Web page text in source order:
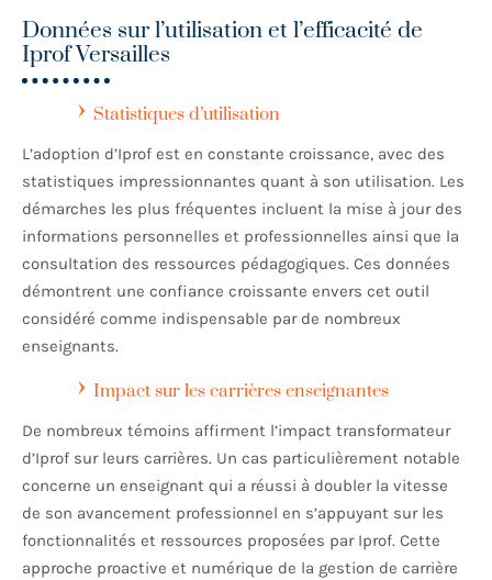
Données sur l’utilisation et l’efficacité de
Iprof Versailles
Statistiques d’utilisation
L’adoption d’Iprof est en constante croissance, avec des
statistiques impressionnantes quant à son utilisation. Les
démarches les plus fréquentes incluent la mise à jour des
informations personnelles et professionnelles ainsi que la
consultation des ressources pédagogiques. Ces données
démontrent une confiance croissante envers cet outil
considéré comme indispensable par de nombreux
enseignants.
Impact sur les carrières enseignantes
De nombreux témoins affirment l’impact transformateur
d’Iprof sur leurs carrières. Un cas particulièrement notable
concerne un enseignant qui a réussi à doubler la vitesse
de son avancement professionnel en s’appuyant sur les
fonctionnalités et ressources proposées par Iprof. Cette
approche proactive et numérique de la gestion de carrière